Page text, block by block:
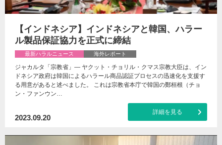
【インドネシア】インドネシアと韓国、ハラー
ル製品保証協力を正式に締結
最新ハラルニュース 海外レポート
ジャカルタ「宗教省」— ヤクット・チョリル・クマス宗教大臣は、イン
ドネシア政府は韓国によるハラール商品認証プロセスの迅速化を支援す
る用意があると述べました。 これは宗教省本庁で韓国の鄭桓根（チョ
ン・ファンウン…
2023.09.20
詳細を見る